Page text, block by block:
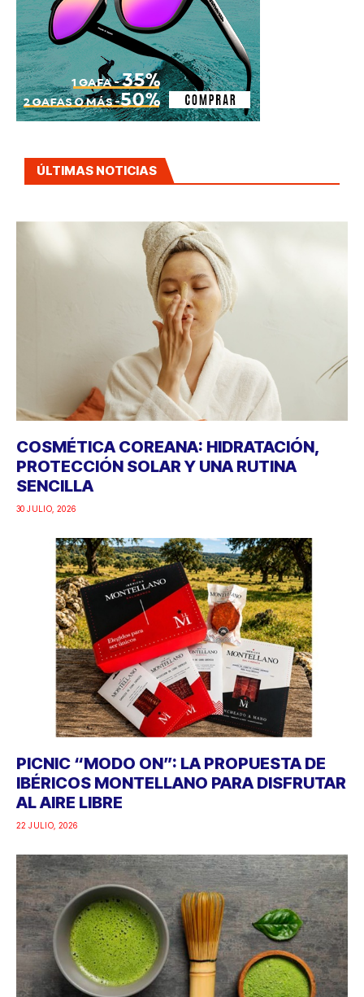
ÚLTIMAS NOTICIAS
COSMÉTICA COREANA: HIDRATACIÓN,
PROTECCIÓN SOLAR Y UNA RUTINA
SENCILLA
30 JULIO, 2026
PICNIC “MODO ON”: LA PROPUESTA DE
IBÉRICOS MONTELLANO PARA DISFRUTAR
AL AIRE LIBRE
22 JULIO, 2026